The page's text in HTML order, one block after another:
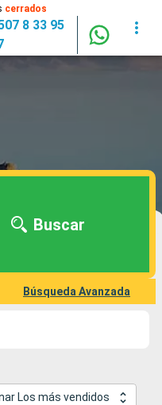
cerrados
8 33 95
Buscar
Búsqueda Avanzada
Los más vendidos